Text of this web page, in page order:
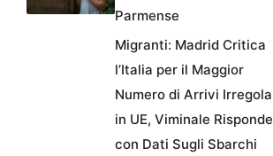
Parmense
Migranti: Madrid Critica
l’Italia per il Maggior
Numero di Arrivi
in UE, Viminale Risponde
con Dati Sugli Sbarchi